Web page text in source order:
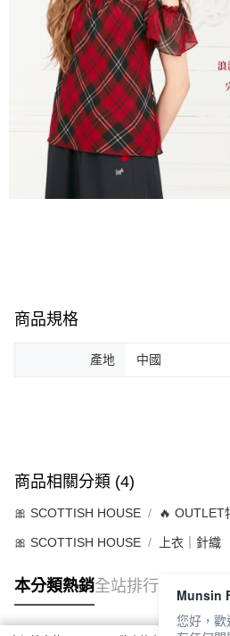
商品規格
產地 中國
商品相關分類 (4)
🎀 SCOTTISH HOUSE 🔥 OUTLET
🎀 SCOTTISH HOUSE 上衣｜針織
本分類熱銷全站排行
Munsin
您好，歡